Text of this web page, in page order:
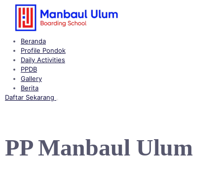
Langsung
Beranda
Profile Pondok
Daily Activities
PPDB
Gallery
Berita
Daftar Sekarang
PP Manbaul Ulum